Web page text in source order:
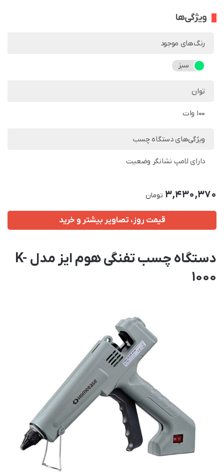
ویژگی‌ها
رنگ‌های موجود
سبز
توان
100 وات
ویژگی‌های دستگاه چسب
دارای لامپ نشانگر وضعیت
3,430,370 تومان
قیمت روز، تصاویر بیشتر و خرید
دستگاه چسب تفنگی هوم ایز مدل K-
1000